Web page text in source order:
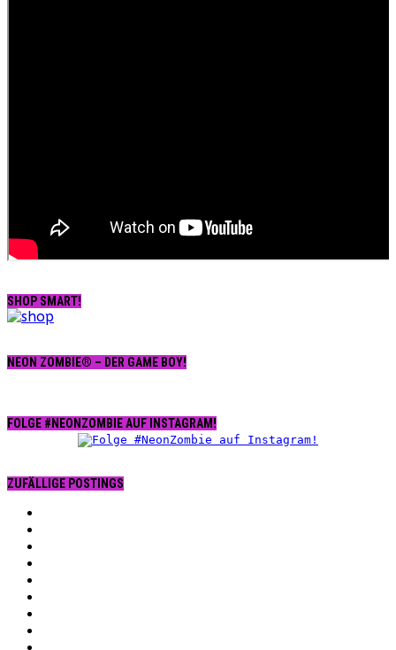
SHOP SMART!
NEON ZOMBIE® – DER GAME BOY!
FOLGE #NEONZOMBIE AUF INSTAGRAM!
ZUFÄLLIGE POSTINGS